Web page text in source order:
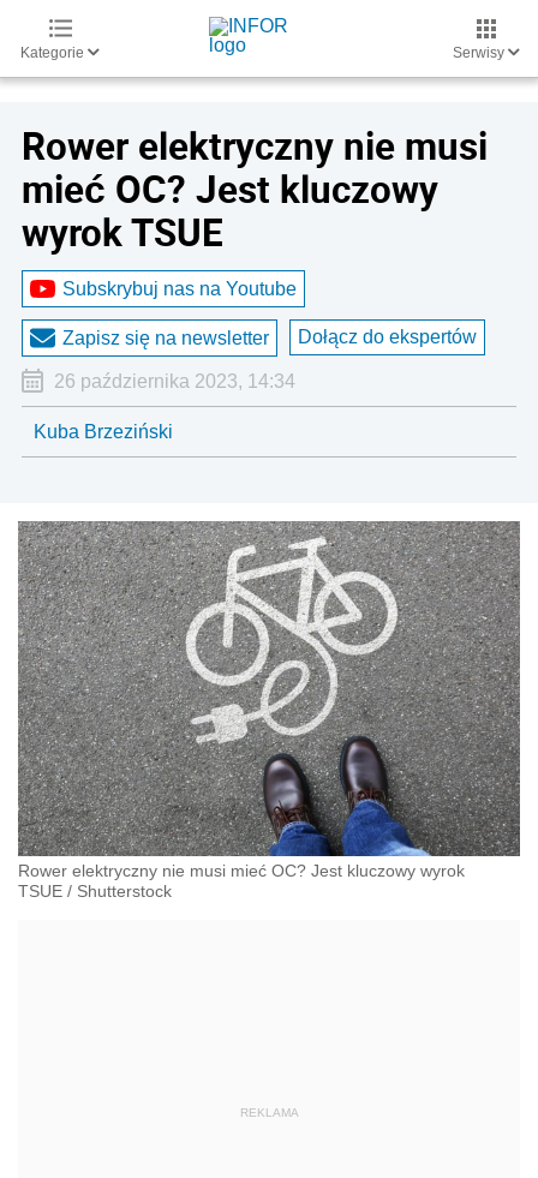
Kategorie Serwisy
Rower elektryczny nie musi
mieć OC? Jest kluczowy
wyrok TSUE
Subskrybuj nas na Youtube
Zapisz się na newsletter Dołącz do ekspertów
26 października 2023, 14:34
Kuba Brzeziński
Rower elektryczny nie musi mieć OC? Jest kluczowy wyrok
TSUE / Shutterstock